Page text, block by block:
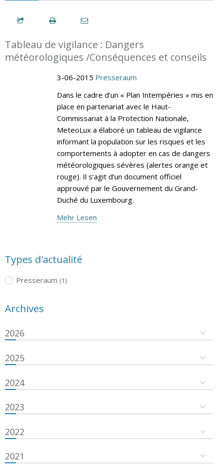
Tableau de vigilance : Dangers
météorologiques /Conséquences et conseils
3-06-2015 Presseraum
Dans le cadre d’un « Plan Intempéries » mis en
place en partenariat avec le Haut-
Commissariat à la Protection Nationale,
MeteoLux a élaboré un tableau de vigilance
informant la population sur les risques et les
comportements à adopter en cas de dangers
météorologiques sévères (alertes orange et
rouge). Il s’agit d’un document officiel
approuvé par le Gouvernement du Grand-
Duché du Luxembourg.
Mehr Lesen
Types d'actualité
Presseraum (1)
Archives
2026
2025
2024
2023
2022
2021